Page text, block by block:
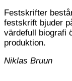
Festskrifter
festskrift bjuder
värdefull biografi
produktion.
Niklas Bruun